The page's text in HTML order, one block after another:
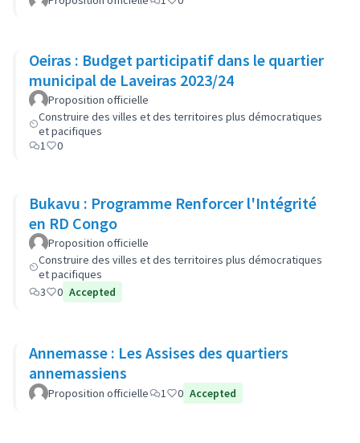
Oeiras : Budget participatif dans le quartier
municipal de Laveiras 2023/24
Proposition officielle
Construire des villes et des territoires plus démocratiques
et pacifiques
1
0
Bukavu : Programme Renforcer l'Intégrité
en RD Congo
Proposition officielle
Construire des villes et des territoires plus démocratiques
et pacifiques
3
0 Accepted
Annemasse : Les Assises des quartiers
annemassiens
Proposition officielle 1 0 Accepted